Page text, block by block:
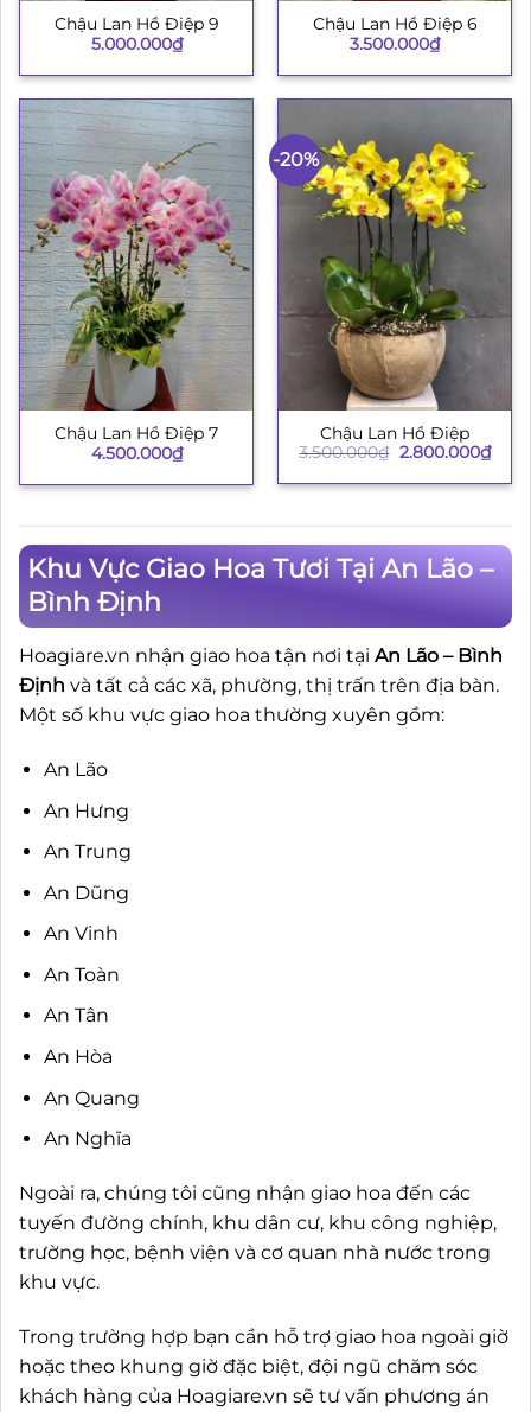
Chậu Lan Hồ Điệp 9
5.000.000₫
Chậu Lan Hồ Điệp 6
3.500.000₫
Chậu Lan Hồ Điệp 7
4.500.000₫
-20%
Chậu Lan Hồ Điệp
3.500.000₫ Giá
là:
2.800.000₫Giá
hiện
tại
Khu Vực Giao Hoa Tươi Tại An Lão –
Bình Định
Hoagiare.vn nhận giao hoa tận nơi tại An Lão – Bình
Định và tất cả các xã, phường, thị trấn trên địa bàn.
Một số khu vực giao hoa thường xuyên gồm:
An Lão
An Hưng
An Trung
An Dũng
An Vinh
An Toàn
An Tân
An Hòa
An Quang
An Nghĩa
Ngoài ra, chúng tôi cũng nhận giao hoa đến các
tuyến đường chính, khu dân cư, khu công nghiệp,
trường học, bệnh viện và cơ quan nhà nước trong
khu vực.
Trong trường hợp bạn cần hỗ trợ giao hoa ngoài giờ
hoặc theo khung giờ đặc biệt, đội ngũ chăm sóc
khách hàng của Hoagiare.vn sẽ tư vấn phương án